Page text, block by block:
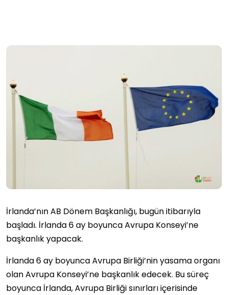
İrlanda’nın AB Dönem Başkanlığı, bugün itibarıyla
başladı. İrlanda 6 ay boyunca Avrupa Konseyi’ne
başkanlık yapacak.
İrlanda 6 ay boyunca Avrupa Birliği’nin yasama organı
olan Avrupa Konseyi’ne başkanlık edecek. Bu süreç
boyunca İrlanda, Avrupa Birliği sınırları içerisinde